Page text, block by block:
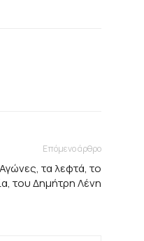
Επόμενο άρθρο
τα λεφτά, το
του Δημήτρη Λένη